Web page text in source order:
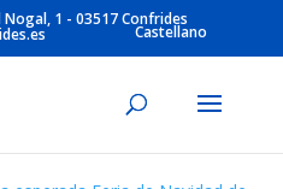
1 - 03517 Confrides
Castellano